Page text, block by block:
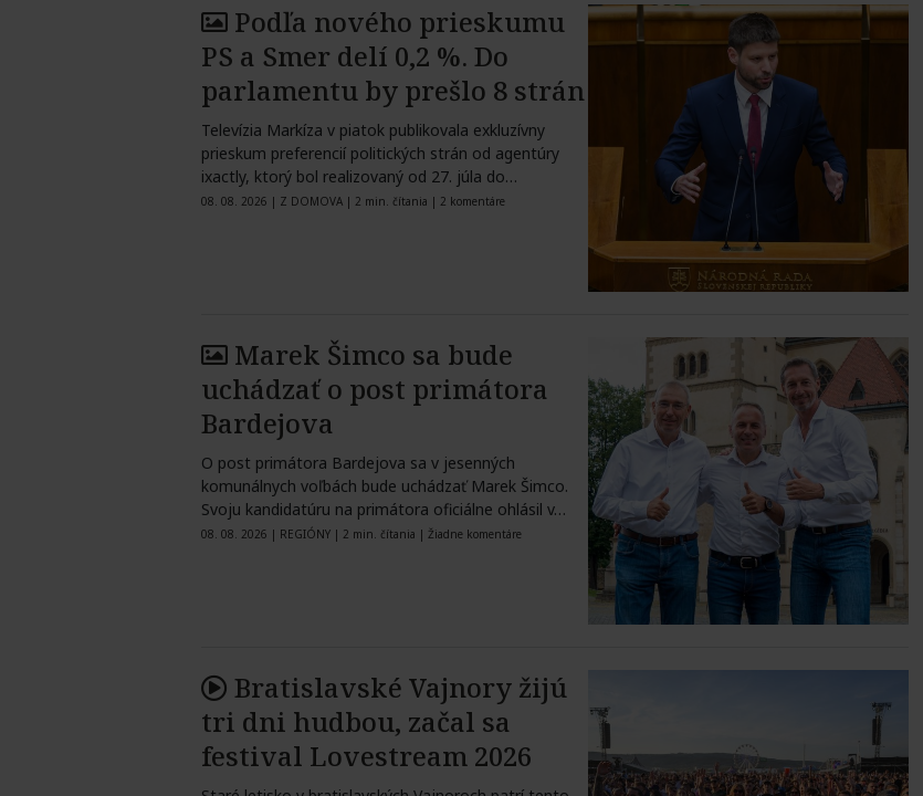
Podľa nového prieskumu
PS a Smer delí 0,2 %. Do
parlamentu by prešlo 8 strán
Televízia Markíza v piatok publikovala exkluzívny
prieskum preferencií politických strán od agentúry
ixactly, ktorý bol realizovaný od 27. júla do…
08. 08. 2026 | Z DOMOVA | 2 min. čítania | 2 komentáre
Marek Šimco sa bude
uchádzať o post primátora
Bardejova
O post primátora Bardejova sa v jesenných
komunálnych voľbách bude uchádzať Marek Šimco.
Svoju kandidatúru na primátora oficiálne ohlásil v…
08. 08. 2026 | REGIÓNY | 2 min. čítania | Žiadne komentáre
Bratislavské Vajnory žijú
tri dni hudbou, začal sa
festival Lovestream 2026